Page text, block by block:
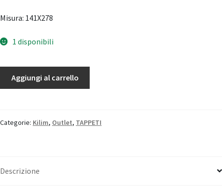
Misura: 141X278
1 disponibili
Qashqai
Aggiungi al carrello
Categorie: Kilim, Outlet, TAPPETI
Descrizione